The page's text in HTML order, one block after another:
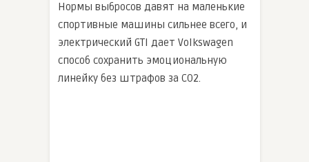
Нормы выбросов давят на маленькие
спортивные машины сильнее всего, и
электрический GTI дает Volkswagen
способ сохранить эмоциональную
линейку без штрафов за CO2.